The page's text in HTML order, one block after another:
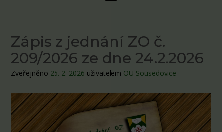
Zápis z jednání ZO č.
209/2026 ze dne 24.2.2026
Zveřejněno 25. 2. 2026 uživatelem OU Sousedovice